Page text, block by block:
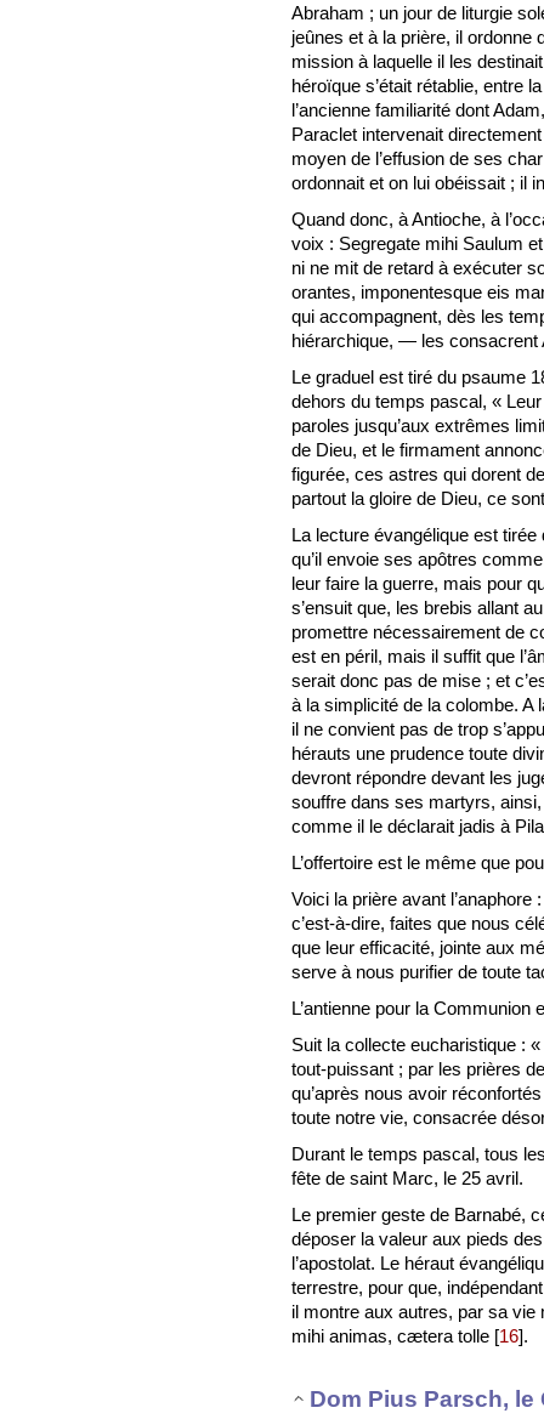
Abraham ; un jour de liturgie
jeûnes et à la prière, il ordonne
mission à laquelle il les
héroïque s’était rétablie, entre
l’ancienne familiarité dont
Paraclet intervenait
moyen de l’effusion de ses
ordonnait et on lui obéissait ; il
Quand donc, à Antioche, à
voix : Segregate mihi Saulum
ni ne mit de retard à exécuter
orantes, imponentesque eis
qui accompagnent, dès les
hiérarchique, — les consacrent
Le graduel est tiré du psaume
dehors du temps pascal, «
paroles jusqu’aux extrêmes
de Dieu, et le firmament
figurée, ces astres qui dorent
partout la gloire de Dieu, ce
La lecture évangélique est
qu’il envoie ses apôtres
leur faire la guerre, mais pour
s’ensuit que, les brebis allant
promettre nécessairement de
est en péril, mais il suffit que
serait donc pas de mise ; et
à la simplicité de la colombe. A
il ne convient pas de trop
hérauts une prudence toute
devront répondre devant les
souffre dans ses martyrs,
comme il le déclarait jadis à
L’offertoire est le même que
Voici la prière avant
c’est-à-dire, faites que nous
que leur efficacité, jointe aux
serve à nous purifier de toute
L’antienne pour la
Suit la collecte eucharistique :
tout-puissant ; par les prières
qu’après nous avoir
toute notre vie, consacrée
Durant le temps pascal, tous
fête de saint Marc, le 25 avril.
Le premier geste de Barnabé,
déposer la valeur aux pieds
l’apostolat. Le héraut
terrestre, pour que,
il montre aux autres, par sa vie
mihi animas, cætera tolle [16].
Dom Pius Parsch, le